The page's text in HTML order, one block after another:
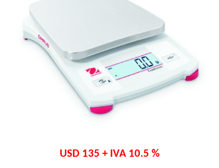
USD 135 + IVA 10.5 %